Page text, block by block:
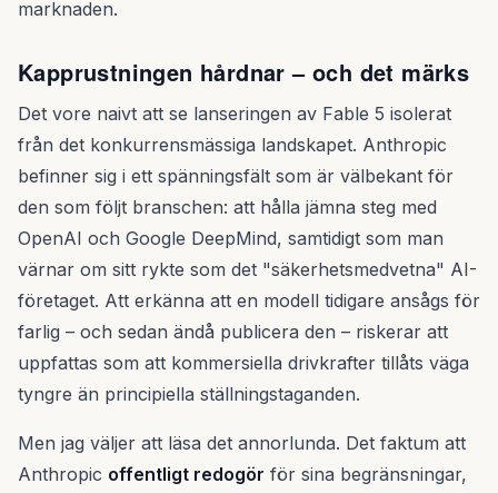
marknaden.
Kapprustningen hårdnar – och det märks
Det vore naivt att se lanseringen av Fable 5 isolerat
från det konkurrensmässiga landskapet. Anthropic
befinner sig i ett spänningsfält som är välbekant för
den som följt branschen: att hålla jämna steg med
OpenAI och Google DeepMind, samtidigt som man
värnar om sitt rykte som det "säkerhetsmedvetna" AI-
företaget. Att erkänna att en modell tidigare ansågs för
farlig – och sedan ändå publicera den – riskerar att
uppfattas som att kommersiella drivkrafter tillåts väga
tyngre än principiella ställningstaganden.
Men jag väljer att läsa det annorlunda. Det faktum att
Anthropic offentligt redogör för sina begränsningar,